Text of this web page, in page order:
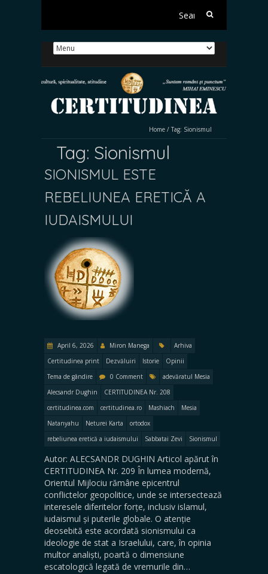
Search
Home / Tag: Sionismul
Tag: Sionismul
SIONISMUL ESTE
REBELIUNEA ERETICĂ A
IUDAISMULUI
April 6, 2026 Miron Manega
Arhiva
Certitudinea print
Dezvăluiri Istorie
Opinii
Tema de gândire
0 Comment
adevăratul Mesia
Alecsandr Dughin
CERTITUDINEA Nr. 208
certitudinea.com
certitudinea.ro Mashiach
Mesia
Natanyahu
Neturei Karta
ortodox
rebeliunea eretică a iudaismului
Sabbatai Zevi Sionismul
Autor: ALECSANDR DUGHIN Articol apărut în
CERTITUDINEA Nr. 209 În lumea modernă,
Orientul Mijlociu rămâne epicentrul
conflictelor geopolitice, unde se intersectează
interesele diferitelor forțe, inclusiv islamul,
iudaismul și puterile globale. O atenție
deosebită este acordată sionismului ca
ideologie de stat a Israelului, care, în opinia
multor analiști, poartă o dimensiune
escatologică legată de vremurile din…